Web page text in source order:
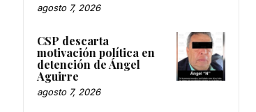
agosto 7, 2026
CSP descarta
motivación política en
detención de Ángel
Aguirre
agosto 7, 2026